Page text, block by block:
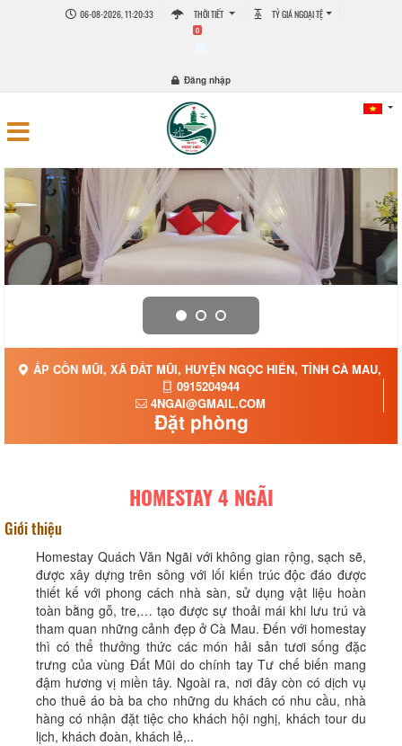
06-08-2026, 11:20:33 THỜI TIẾT TỶ GIÁ NGOẠI TỆ
0
Đăng nhập
ẤP CỒN MŨI, XÃ ĐẤT MŨI, HUYỆN NGỌC HIỂN, TỈNH CÀ MAU,
0915204944
4NGAI@GMAIL.COM
Đặt phòng
HOMESTAY 4 NGÃI
Giới thiệu
Homestay Quách Văn Ngãi với không gian rộng, sạch sẽ,
được xây dựng trên sông với lối kiến trúc độc đáo được
thiết kế với phong cách nhà sàn, sử dụng vật liệu hoàn
toàn bằng gỗ, tre,… tạo được sự thoải mái khi lưu trú và
tham quan những cảnh đẹp ở Cà Mau. Đến với homestay
thì có thể thưởng thức các món hải sản tươi sống đặc
trưng của vùng Đất Mũi do chính tay Tư chế biến mang
đậm hương vị miền tây. Ngoài ra, nơi đây còn có dịch vụ
cho thuê áo bà ba cho những du khách có nhu cầu, nhà
hàng có nhận đặt tiệc cho khách hội nghị, khách tour du
lịch, khách đoàn, khách lẻ,..